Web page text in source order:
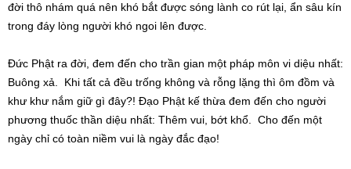
đời thô nhám quá nên khó bắt được sóng lành co rút lại, ẩn sâu kín
trong đáy lòng người khó ngoi lên được.
Đức Phật ra đời, đem đến cho trần gian một pháp môn vi diệu nhất:
Buông xả. Khi tất cả đều trống không và rỗng lặng thì ôm đồm và
khư khư nắm giữ gì đây?! Đạo Phật kế thừa đem đến cho người
phương thuốc thần diệu nhất: Thêm vui, bớt khổ. Cho đến một
ngày chỉ có toàn niềm vui là ngày đắc đạo!